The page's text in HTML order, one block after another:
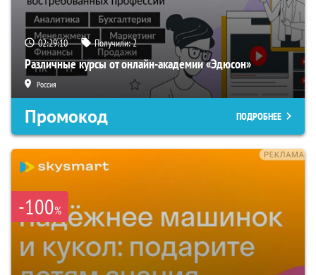
02:29:09 Получили:2
Различные курсы от онлайн-академии «Эдюсон»
Россия
Промокод ПОДРОБНЕЕ
-100%